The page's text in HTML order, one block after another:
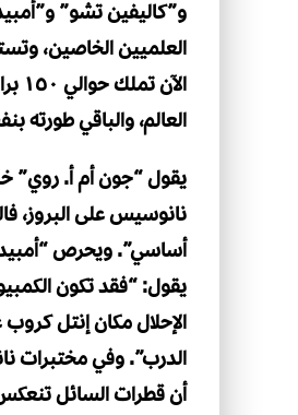
العلميين الخاصين،
العالم، والباقي طورته
يقول “جون أم أ. روي”
نانوسيس على البروز،
أساسي”. ويحرص
يقول: “فقد تكون
الإحلال مكان إنتل
الدرب”. وفي مختبرات
أن قطرات السائل